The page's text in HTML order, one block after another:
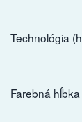
Technológia
Farebná